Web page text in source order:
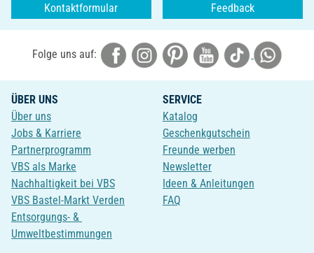
Kontaktformular Feedback
Folge uns auf:
ÜBER UNS
Über uns
Jobs & Karriere
Partnerprogramm
VBS als Marke
Nachhaltigkeit bei VBS
VBS Bastel-Markt Verden
Entsorgungs- &
Umweltbestimmungen
SERVICE
Katalog
Geschenkgutschein
Freunde werben
Newsletter
Ideen & Anleitungen
FAQ